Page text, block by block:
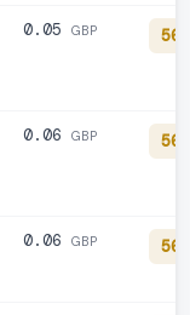
0.05 GBP 56
0.06 GBP 56
0.06 GBP 56